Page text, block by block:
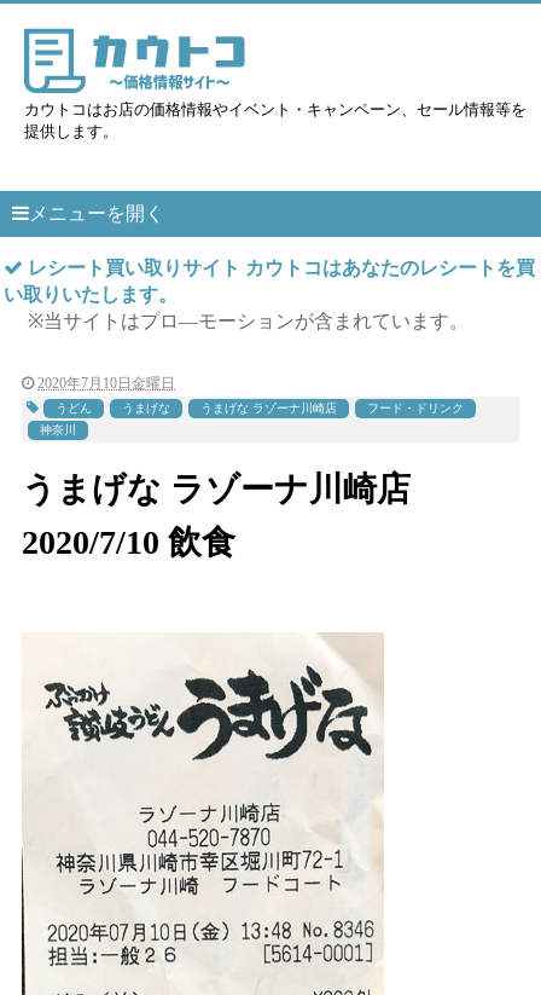
カウトコはお店の価格情報やイベント・キャンペーン、セール情報等を
提供します。
メニューを開く
レシート買い取りサイト カウトコはあなたのレシートを買
い取りいたします。
※当サイトはプロ―モーションが含まれています。
2020年7月10日金曜日
うどん うまげな うまげな ラゾーナ川崎店
フード・ドリンク
神奈川
うまげな ラゾーナ川崎店
2020/7/10 飲食